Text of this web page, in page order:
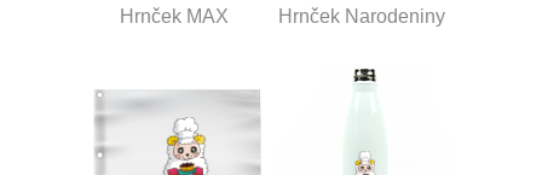
Hrnček MAX Hrnček Narodeniny